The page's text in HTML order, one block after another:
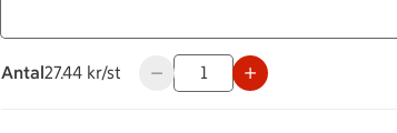
Antal
27.44 kronor styck
27.44 kr/st Använd knapparna för att